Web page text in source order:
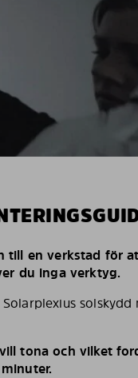
till en verkstad för
du inga verktyg.
solskydd
tona och vilket